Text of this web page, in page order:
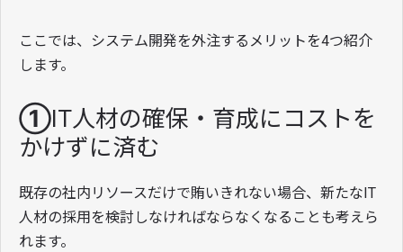
ここでは、システム開発を外注するメリットを4つ紹介
します。
①IT人材の確保・育成にコストを
かけずに済む
既存の社内リソースだけで賄いきれない場合、新たなIT
人材の採用を検討しなければならなくなることも考えら
れます。